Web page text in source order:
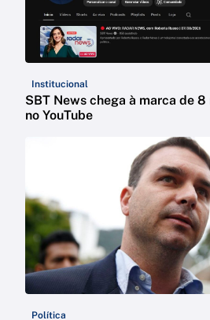
Institucional
SBT News chega à marca de
no YouTube
Política